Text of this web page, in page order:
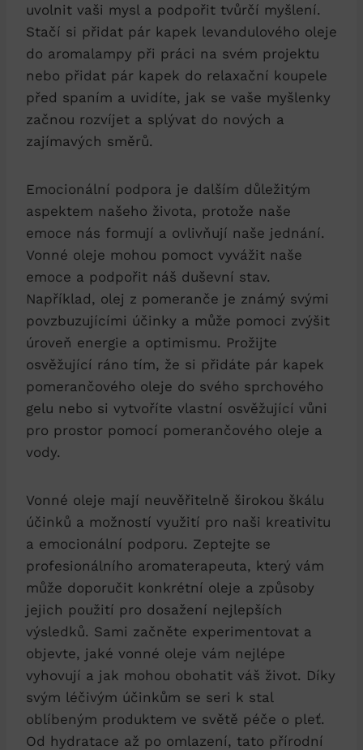
uvolnit vaši mysl a podpořit tvůrčí myšlení.
Stačí si přidat pár kapek levandulového oleje
do aromalampy při práci na svém projektu
nebo přidat pár kapek do relaxační koupele
před spaním a uvidíte, jak se vaše myšlenky
začnou rozvíjet a splývat do nových a
zajímavých směrů.
Emocionální podpora je dalším důležitým
aspektem našeho života, protože naše
emoce nás formují a ovlivňují naše jednání.
Vonné oleje mohou pomoct vyvážit naše
emoce a podpořit náš duševní stav.
Například, olej z pomeranče je známý svými
povzbuzujícími účinky a může pomoci zvýšit
úroveň energie a optimismu. Prožijte
osvěžující ráno tím, že si přidáte pár kapek
pomerančového oleje do svého sprchového
gelu nebo si vytvoříte vlastní osvěžující vůni
pro prostor pomocí pomerančového oleje a
vody.
Vonné oleje mají neuvěřitelně širokou škálu
účinků a možností využití pro naši kreativitu
a emocionální podporu. Zeptejte se
profesionálního aromaterapeuta, který vám
může doporučit konkrétní oleje a způsoby
jejich použití pro dosažení nejlepších
výsledků. Sami začněte experimentovat a
objevte, jaké vonné oleje vám nejlépe
vyhovují a jak mohou obohatit váš život. Díky
svým léčivým účinkům se seri k stal
oblíbeným produktem ve světě péče o pleť.
Od hydratace až po omlazení, tato přírodní